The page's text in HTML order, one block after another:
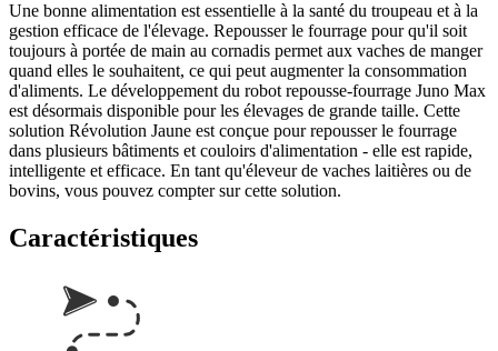
Une bonne alimentation est essentielle à la santé du troupeau et à la
gestion efficace de l'élevage. Repousser le fourrage pour qu'il soit
toujours à portée de main au cornadis permet aux vaches de manger
quand elles le souhaitent, ce qui peut augmenter la consommation
d'aliments. Le développement du robot repousse-fourrage Juno Max
est désormais disponible pour les élevages de grande taille. Cette
solution Révolution Jaune est conçue pour repousser le fourrage
dans plusieurs bâtiments et couloirs d'alimentation - elle est rapide,
intelligente et efficace. En tant qu'éleveur de vaches laitières ou de
bovins, vous pouvez compter sur cette solution.
Caractéristiques